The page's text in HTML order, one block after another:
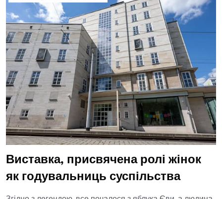
Виставка, присвячена ролі жінок
як годувальниць суспільства